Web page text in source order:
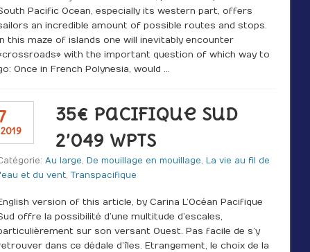
Pacific Ocean, especially its western part, offers
an incredible amount of possible routes and stops.
this maze of islands one will inevitably encounter
with the important question of which way to
Once in French Polynesia, would …
35€ Pacifique Sud
2’049 WPTS
Au large De mouillage en mouillage La vie au fil de
et du vent, Transpacifique
version of this article, by Carina L’Océan Pacifique
offre la possibilité d’une multitude d’escales,
sur son versant Ouest. Pas facile de s’y
dans ce dédale d’îles. Etrangement, le choix de la